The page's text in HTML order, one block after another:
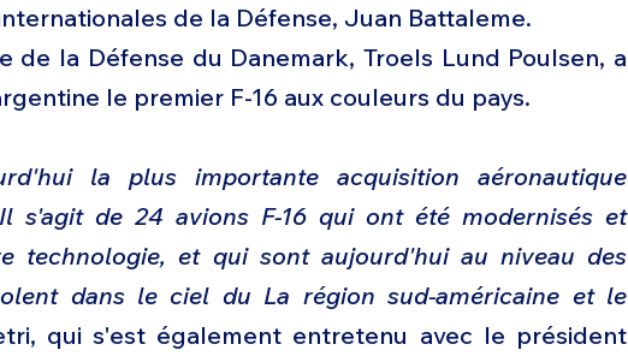
de la Défense, Juan Battaleme.
de la Défense du Danemark, Troels Lund Poulsen, a
le premier F-16 aux couleurs du pays.
la plus importante acquisition aéronautique
s'agit de 24 avions F-16 qui ont été modernisés et
technologie, et qui sont aujourd'hui au niveau des
dans le ciel du La région sud-américaine et le
qui s'est également entretenu avec le président